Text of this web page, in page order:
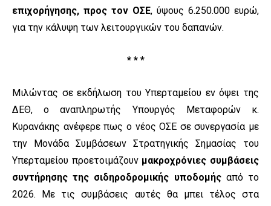
επιχορήγησης, προς τον ΟΣΕ, ύψους 6.250.000 ευρώ,
για την κάλυψη των λειτουργικών του δαπανών.
* * *
Μιλώντας σε εκδήλωση του Υπερταμείου εν όψει της
ΔΕΘ, ο αναπληρωτής Υπουργός Μεταφορών κ.
Κυρανάκης ανέφερε πως ο νέος ΟΣΕ σε συνεργασία με
την Μονάδα Συμβάσεων Στρατηγικής Σημασίας του
Υπερταμείου προετοιμάζουν μακροχρόνιες συμβάσεις
συντήρησης της σιδηροδρομικής υποδομήςαπό το
2026. Με τις συμβάσεις αυτές θα μπει τέλος στα